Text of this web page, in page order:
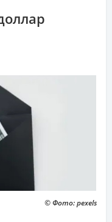
© Фото: pexels